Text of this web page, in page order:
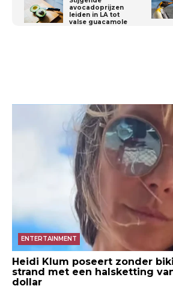
avocadoprijzen
leiden in LA tot
valse guacamole
ENTERTAINMENT
Heidi Klum poseert zonder
strand met een halsketting
dollar